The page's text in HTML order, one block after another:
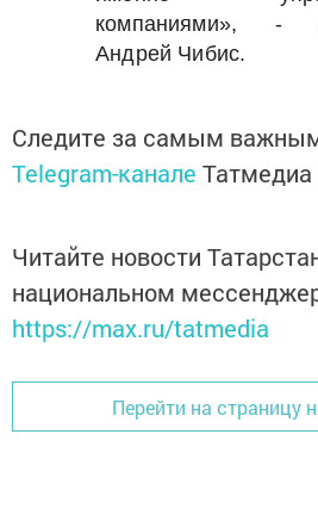
компаниями», -
Андрей Чибис.
Следите за самым
Telegram-канале Татмедиа
Читайте новости
национальном
https://max.ru/tatmedia
Перейти на страницу